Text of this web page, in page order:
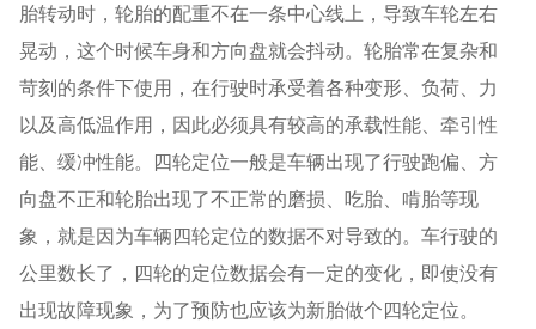
胎转动时，轮胎的配重不在一条中心线上，导致车轮左右
晃动，这个时候车身和方向盘就会抖动。轮胎常在复杂和
苛刻的条件下使用，在行驶时承受着各种变形、负荷、力
以及高低温作用，因此必须具有较高的承载性能、牵引性
能、缓冲性能。四轮定位一般是车辆出现了行驶跑偏、方
向盘不正和轮胎出现了不正常的磨损、吃胎、啃胎等现
象，就是因为车辆四轮定位的数据不对导致的。车行驶的
公里数长了，四轮的定位数据会有一定的变化，即使没有
出现故障现象，为了预防也应该为新胎做个四轮定位。